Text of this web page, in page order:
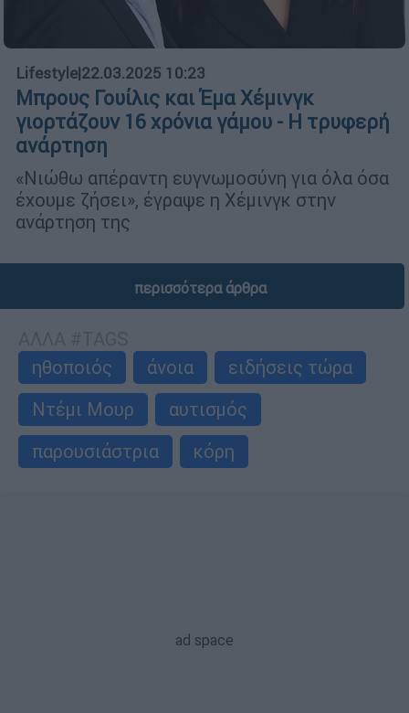
Lifestyle|22.03.2025 10:23
Μπρους Γουίλις και Έμα Χέμινγκ
γιορτάζουν 16 χρόνια γάμου - Η τρυφερή
ανάρτηση
«Νιώθω απέραντη ευγνωμοσύνη για όλα όσα
έχουμε ζήσει», έγραψε η Χέμινγκ στην
ανάρτηση της
περισσότερα άρθρα
ηθοποιός
άνοια
ειδήσεις τώρα
Ντέμι Μουρ
αυτισμός
παρουσιάστρια
κόρη